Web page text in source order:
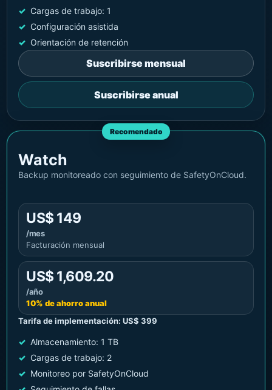
Cargas de trabajo: 1
Configuración asistida
Orientación de retención
Suscribirse mensual
Suscribirse anual
Recomendado
Watch
Backup monitoreado con seguimiento de SafetyOnCloud.
US$ 149
/mes
Facturación mensual
US$ 1,609.20
/año
10% de ahorro anual
Tarifa de implementación: US$ 399
Almacenamiento: 1 TB
Cargas de trabajo: 2
Monitoreo por SafetyOnCloud